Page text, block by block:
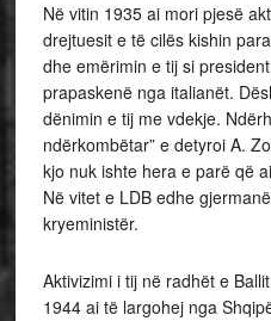
Në vitin 1935 ai mori pjesë
drejtuesit e të cilës kishin
dhe emërimin e tij si
prapaskenë nga italianët.
dënimin e tij me vdekje.
ndërkombëtar” e detyroi A.
kjo nuk ishte hera e parë që
Në vitet e LDB edhe
kryeministër.
Aktivizimi i tij në radhët e
1944 ai të largohej nga